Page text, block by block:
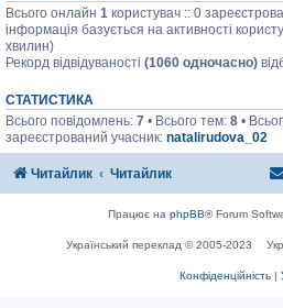
Всього онлайн 1 користувач :: 0
інформація базується на активності
хвилин)
Рекорд відвідуваності (1060 одночасно)
СТАТИСТИКА
Всього повідомлень: 7 • Всього тем: 8 •
зареєстрований учасник: natalirudova_02
Читайлик Читайлик
Працює на phpBB® Forum
Український переклад © 2005-2023
Конфіденційність |